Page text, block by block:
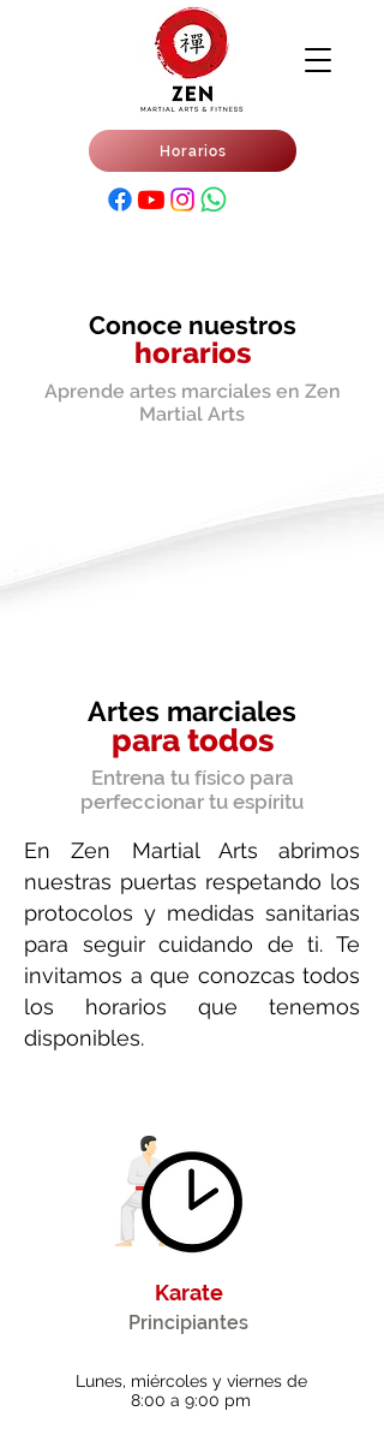
Horarios
Conoce nuestros
horarios
Aprende artes marciales en Zen
Martial Arts
Artes marciales
para todos
Entrena tu físico para
perfeccionar tu espíritu
En Zen Martial Arts abrimos
nuestras puertas respetando los
protocolos y medidas sanitarias
para seguir cuidando de ti. Te
invitamos a que conozcas todos
los horarios que tenemos
disponibles.
Karate
Principiantes
Lunes, miércoles y viernes de
8:00 a 9:00 pm